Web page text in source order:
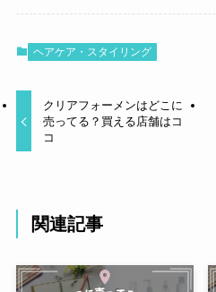
ヘアケア・スタイリング
クリアフォーメンはどこに
売ってる？買える店舗はコ
コ
関連記事